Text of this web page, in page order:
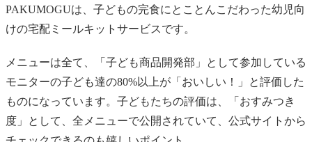
PAKUMOGUは、子どもの完食にとことんこだわった幼児向
けの宅配ミールキットサービスです。
メニューは全て、「子ども商品開発部」として参加している
モニターの子ども達の80%以上が「おいしい！」と評価した
ものになっています。子どもたちの評価は、「おすみつき
度」として、全メニューで公開されていて、公式サイトから